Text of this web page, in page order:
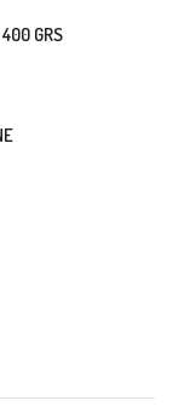
GRS